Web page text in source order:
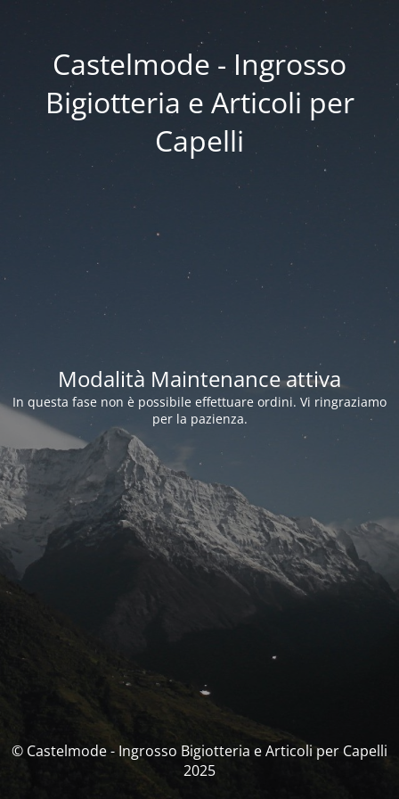
Castelmode - Ingrosso
Bigiotteria e Articoli per
Capelli
Modalità Maintenance attiva
In questa fase non è possibile effettuare ordini. Vi ringraziamo
per la pazienza.
© Castelmode - Ingrosso Bigiotteria e Articoli per Capelli
2025